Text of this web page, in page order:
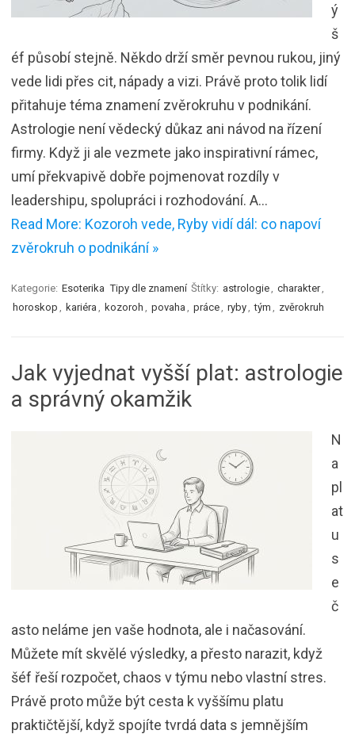
ý
š
éf působí stejně. Někdo drží směr pevnou rukou, jiný
vede lidi přes cit, nápady a vizi. Právě proto tolik lidí
přitahuje téma znamení zvěrokruhu v podnikání.
Astrologie není vědecký důkaz ani návod na řízení
firmy. Když ji ale vezmete jako inspirativní rámec,
umí překvapivě dobře pojmenovat rozdíly v
leadershipu, spolupráci i rozhodování. A…
Read More: Kozoroh vede, Ryby vidí dál: co napoví
zvěrokruh o podnikání »
Kategorie: Esoterika Tipy dle znamení Štítky: astrologie charakter
horoskop
kariéra kozoroh povaha práce ryby tým zvěrokruh
Jak vyjednat vyšší plat: astrologie
a správný okamžik
N
a
pl
at
u
s
e
č
asto neláme jen vaše hodnota, ale i načasování.
Můžete mít skvělé výsledky, a přesto narazit, když
šéf řeší rozpočet, chaos v týmu nebo vlastní stres.
Právě proto může být cesta k vyššímu platu
praktičtější, když spojíte tvrdá data s jemnějším